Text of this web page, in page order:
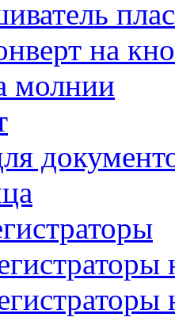
на
молнии